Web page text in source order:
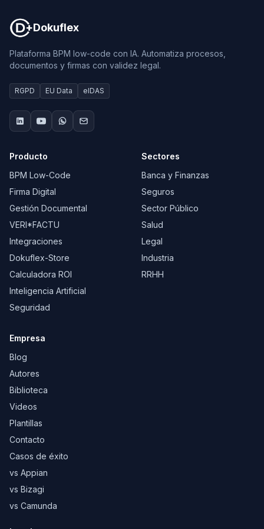
Dokuflex
Plataforma BPM low-code con IA. Automatiza procesos,
documentos y firmas con validez legal.
RGPD EU Data eIDAS
Producto
BPM Low-Code
Firma Digital
Gestión Documental
VERI*FACTU
Integraciones
Dokuflex-Store
Calculadora ROI
Inteligencia Artificial
Seguridad
Sectores
Banca y Finanzas
Seguros
Sector Público
Salud
Legal
Industria
RRHH
Empresa
Blog
Autores
Biblioteca
Videos
Plantillas
Contacto
Casos de éxito
vs Appian
vs Bizagi
vs Camunda